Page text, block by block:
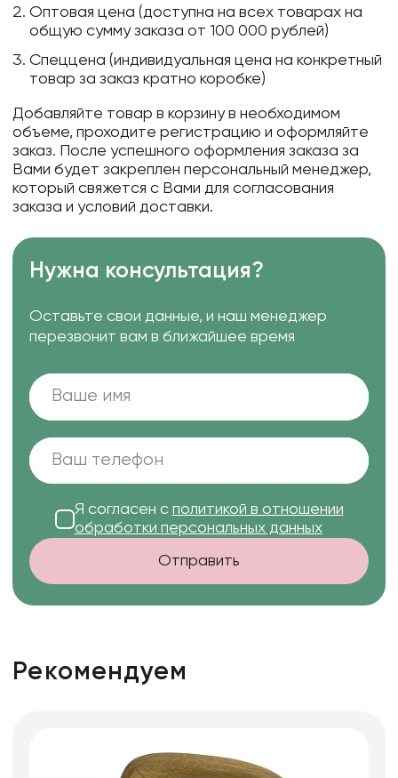
Оптовая цена (доступна на всех товарах на
общую сумму заказа от 100 000 рублей)
Спеццена (индивидуальная цена на конкретный
товар за заказ кратно коробке)
Добавляйте товар в корзину в необходимом
объеме, проходите регистрацию и оформляйте
заказ. После успешного оформления заказа за
Вами будет закреплен персональный менеджер,
который свяжется с Вами для согласования
заказа и условий доставки.
Нужна консультация?
Оставьте свои данные, и наш менеджер
перезвонит вам в ближайшее время
Я согласен с политикой в отношении
обработки персональных данных
Отправить
Рекомендуем